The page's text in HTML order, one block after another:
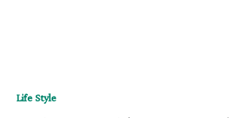
Life Style